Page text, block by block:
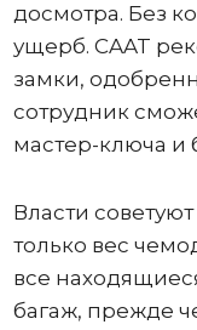
досмотра. Без
ущерб. CAAT
замки,
сотрудник
мастер-ключа и
Власти
только вес
все
багаж, прежде